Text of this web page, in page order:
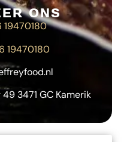
ONS
19470180
19470180
3471 GC Kamerik